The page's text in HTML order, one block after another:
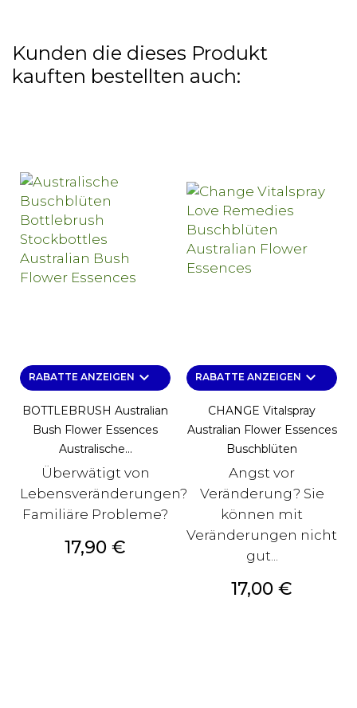
Kunden die dieses Produkt
kauften bestellten auch:
RABATTE ANZEIGEN keyboard_arrow_down
BOTTLEBRUSH Australian
Bush Flower Essences
Australische...
Überwätigt von
Lebensveränderungen?
Familiäre Probleme?
Preis
17,90 €
RABATTE ANZEIGEN keyboard_arrow_down
CHANGE Vitalspray
Australian Flower Essences
Buschblüten
Angst vor
Veränderung? Sie
können mit
Veränderungen nicht
gut...
Preis
17,00 €